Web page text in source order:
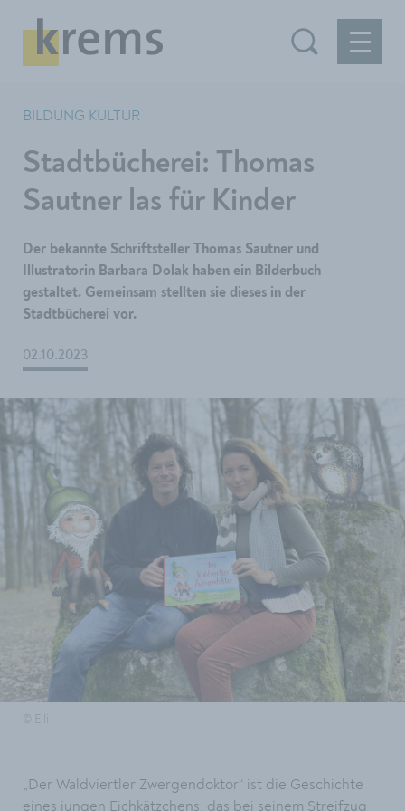
BILDUNG KULTUR
Stadtbücherei: Thomas
Sautner las für Kinder
​​​​​​​Der bekannte Schriftsteller Thomas Sautner und
Illustratorin Barbara Dolak haben ein Bilderbuch
gestaltet. Gemeinsam stellten sie dieses in der
Stadtbücherei vor.
02.10.2023
„Der Waldviertler Zwergendoktor“ ist die Geschichte
eines jungen Eichkätzchens, das bei seinem Streifzug